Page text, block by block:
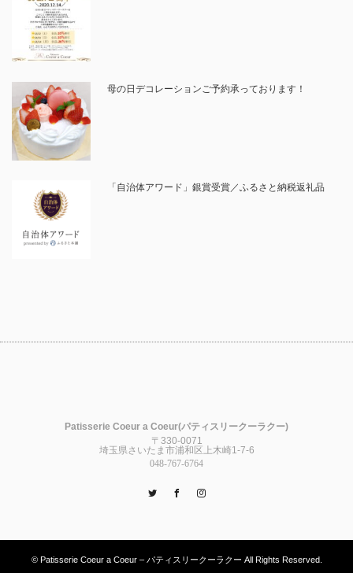
母の日デコレーションご予約承っております！
「自治体アワード」銀賞受賞／ふるさと納税返礼品
Patisserie Coeur a Coeur(パティスリークーラクー)
〒330-0071
埼玉県さいたま市浦和区上木崎1-7-6
048-767-6764
TwitterFacebook
© Patisserie Coeur a Coeur – パティスリークーラクー All Rights Reserved.